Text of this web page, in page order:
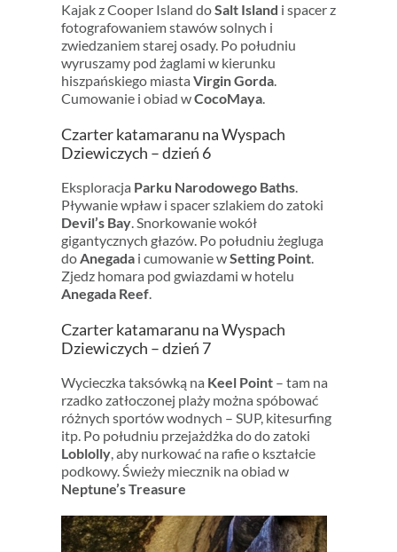
Kajak z Cooper Island doSalt Island i spacer z
fotografowaniem stawów solnych i
zwiedzaniem starej osady. Po południu
wyruszamy pod żaglami w kierunku
hiszpańskiego miasta Virgin Gorda.
Cumowanie i obiad wCocoMaya.
Czarter katamaranu na Wyspach
Dziewiczych – dzień 6
Eksploracja Parku Narodowego Baths.
Pływanie wpław i spacer szlakiem do zatoki
Devil’s Bay. Snorkowanie wokół
gigantycznych głazów. Po południu żegluga
doAnegadai cumowanie wSetting Point.
Zjedz homara pod gwiazdami w hotelu
Anegada Reef.
Czarter katamaranu na Wyspach
Dziewiczych – dzień 7
Wycieczka taksówką na Keel Point– tam na
rzadko zatłoczonej plaży można spóbować
różnych sportów wodnych – SUP, kitesurfing
itp. Po południu przejażdżka do do zatoki
Loblolly, aby nurkować na rafie o kształcie
podkowy. Świeży miecznik na obiad w
Neptune’s Treasure